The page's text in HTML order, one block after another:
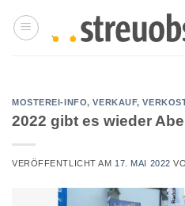
Inhalt
MOSTEREI-INFO,VERKAUF,
2022 gibt es wieder
VERÖFFENTLICHT AM 17. MAI 2022